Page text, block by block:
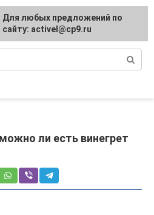
ли есть винегрет
Для любых предложений по
сайту: activel@cp9.ru